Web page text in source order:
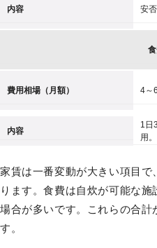
内容 安
費用相場（月額） 4～
内容
1日
用。
家賃は一番変動が大きい項目
ります。食費は自炊が可能な
場合が多いです。これらの合計
す。